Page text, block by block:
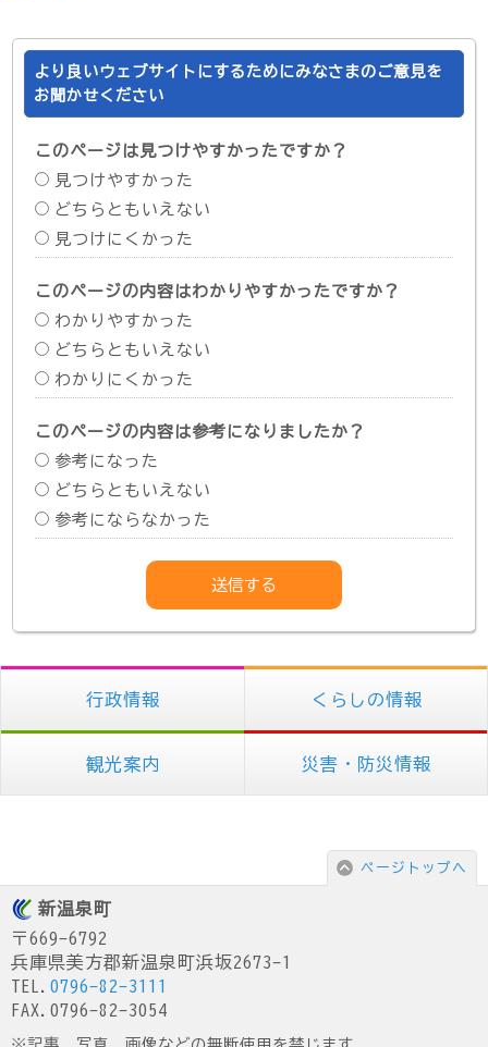
より良いウェブサイトにするためにみなさまのご意見を
お聞かせください
このページは見つけやすかったですか？
見つけやすかった
どちらともいえない
見つけにくかった
このページの内容はわかりやすかったですか？
わかりやすかった
どちらともいえない
わかりにくかった
このページの内容は参考になりましたか？
参考になった
どちらともいえない
参考にならなかった
行政情報 くらしの情報
観光案内 災害・防災情報
ページトップへ
新温泉町
〒669-6792
兵庫県美方郡新温泉町浜坂2673-1
TEL. 0796-82-3111
FAX.0796-82-3054